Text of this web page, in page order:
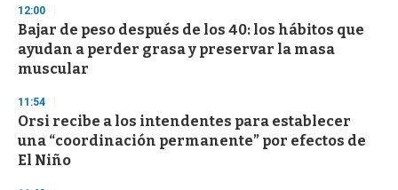
s
e
c
o
n
s
12:00
Bajar de peso después de los 40: los hábitos que
ayudan a perder grasa y preservar la masa
muscular
11:54
Orsi recibe a los intendentes para establecer
una “coordinación permanente” por efectos de
El Niño